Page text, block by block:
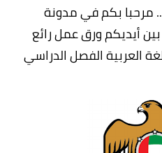
مرحبا بكم في مدونة
أيديكم ورق عمل رائع
العربية الفصل الدراسي